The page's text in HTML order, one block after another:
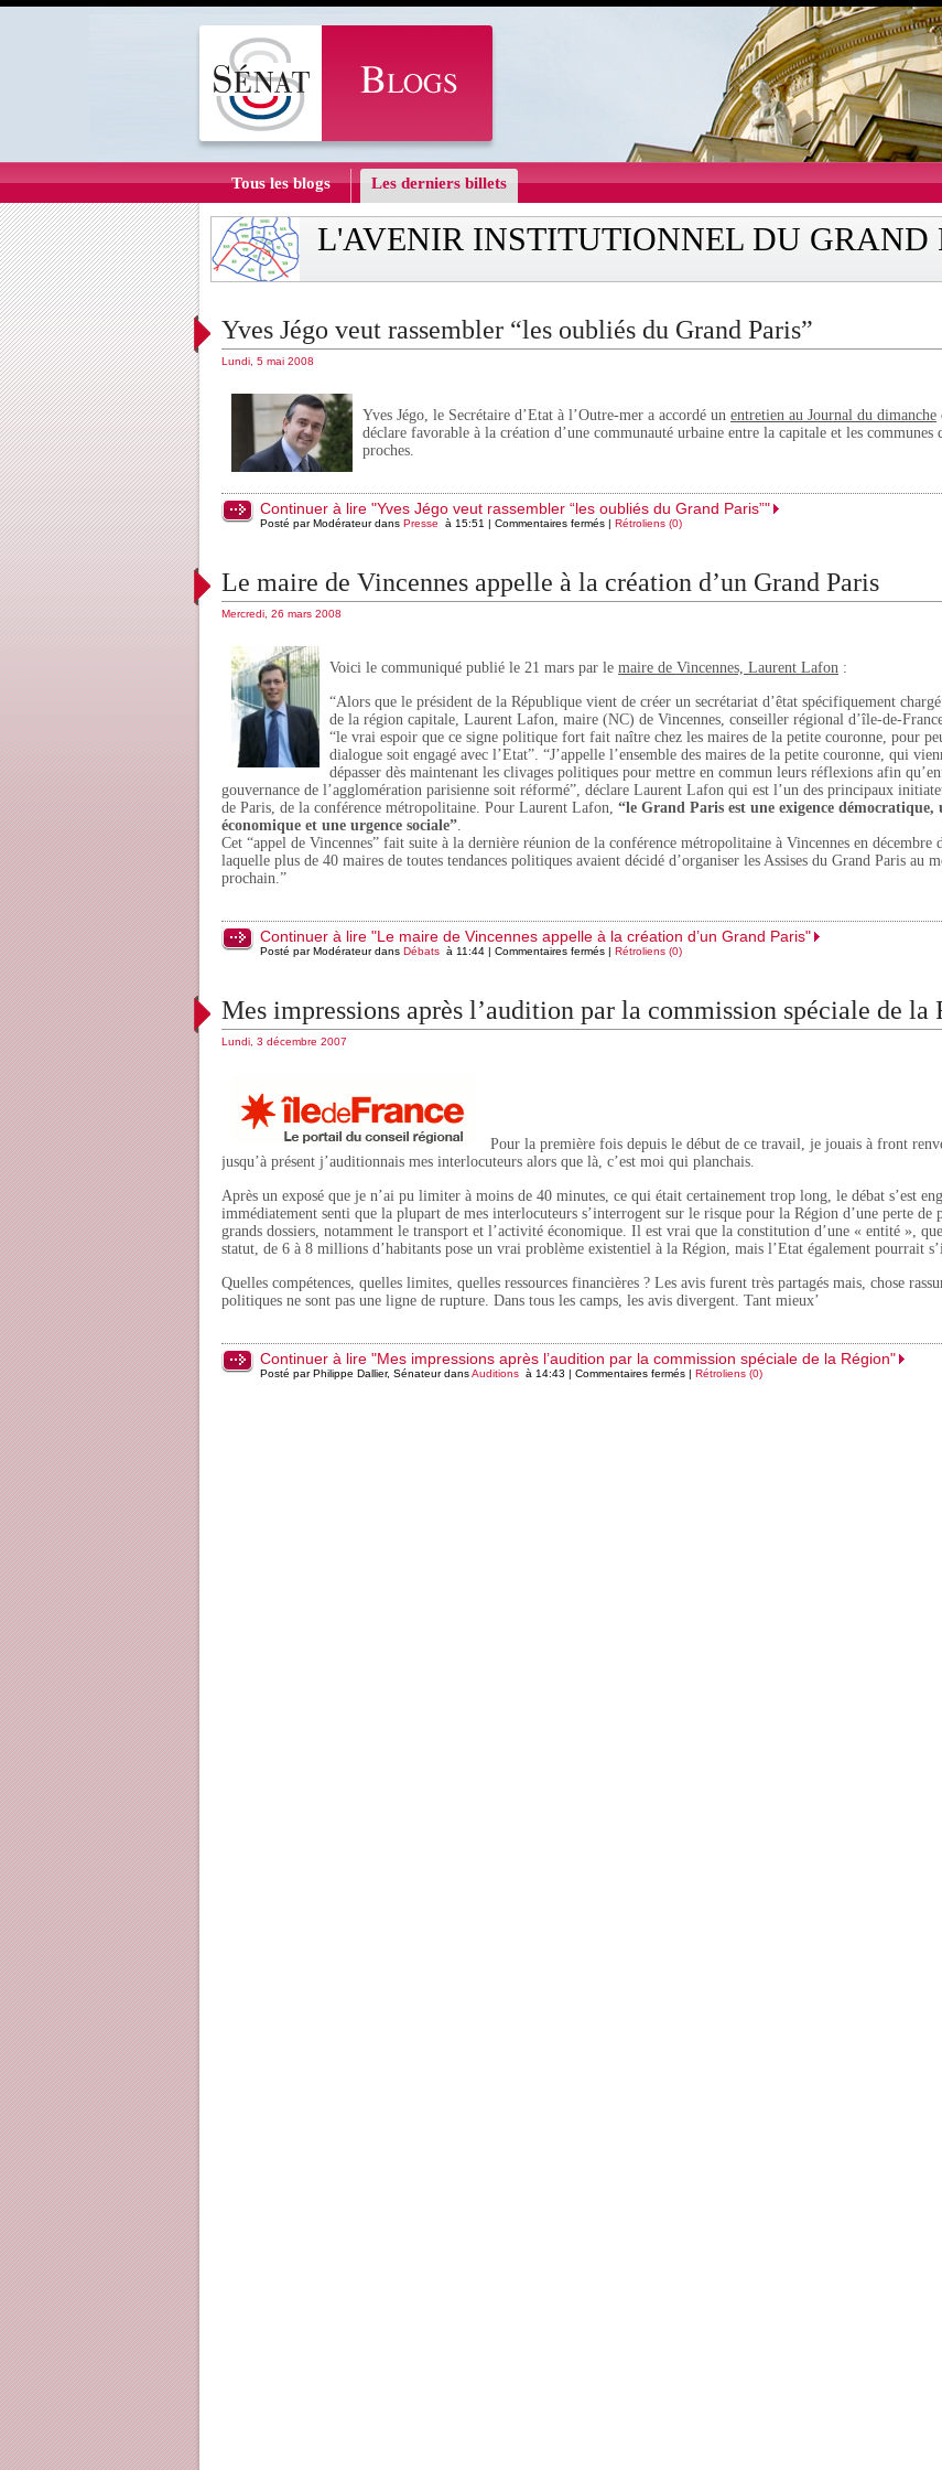
Tous les blogs Les derniers billets
L'AVENIR INSTITUTIONNEL DU GRAND
Yves Jégo veut rassembler “les oubliés du Grand Paris”
Lundi, 5 mai 2008
Yves Jégo, le Secrétaire d’Etat à l’Outre-mer a accordé un entretien au Journal du dimanche
déclare favorable à la création d’une communauté urbaine entre la capitale et les communes
proches.
Continuer à lire "Yves Jégo veut rassembler “les oubliés du Grand Paris”"
Posté par Modérateur dans Presse à 15:51 | Commentaires fermés | Rétroliens (0)
Le maire de Vincennes appelle à la création d’un Grand Paris
Mercredi, 26 mars 2008
Voici le communiqué publié le 21 mars par le maire de Vincennes, Laurent Lafon :
“Alors que le président de la République vient de créer un secrétariat d’êtat spécifiquement
de la région capitale, Laurent Lafon, maire (NC) de Vincennes, conseiller régional d’île-de-
“le vrai espoir que ce signe politique fort fait naître chez les maires de la petite couronne, pour
dialogue soit engagé avec l’Etat”. “J’appelle l’ensemble des maires de la petite couronne, qui
dépasser dès maintenant les clivages politiques pour mettre en commun leurs réflexions afin
gouvernance de l’agglomération parisienne soit réformé”, déclare Laurent Lafon qui est l’un des principaux
de Paris, de la conférence métropolitaine. Pour Laurent Lafon, “le Grand Paris est une exigence
économique et une urgence sociale”.
Cet “appel de Vincennes” fait suite à la dernière réunion de la conférence métropolitaine à Vincennes en décembre
laquelle plus de 40 maires de toutes tendances politiques avaient décidé d’organiser les Assises du Grand Paris au
prochain.”
Continuer à lire "Le maire de Vincennes appelle à la création d’un Grand Paris"
Posté par Modérateur dans Débats à 11:44 | Commentaires fermés | Rétroliens (0)
Mes impressions après l’audition par la commission spéciale de la
Lundi, 3 décembre 2007
Pour la première fois depuis le début de ce travail, je jouais à front
jusqu’à présent j’auditionnais mes interlocuteurs alors que là, c’est moi qui planchais.
Après un exposé que je n’ai pu limiter à moins de 40 minutes, ce qui était certainement trop long, le débat s’est
immédiatement senti que la plupart de mes interlocuteurs s’interrogent sur le risque pour la Région d’une perte de
grands dossiers, notamment le transport et l’activité économique. Il est vrai que la constitution d’une « entité »,
statut, de 6 à 8 millions d’habitants pose un vrai problème existentiel à la Région, mais l’Etat également pourrait
Quelles compétences, quelles limites, quelles ressources financières ? Les avis furent très partagés mais, chose
politiques ne sont pas une ligne de rupture. Dans tous les camps, les avis divergent. Tant mieux’
Continuer à lire "Mes impressions après l’audition par la commission spéciale de la Région"
Posté par Philippe Dallier, Sénateur dansAuditions à 14:43 | Commentaires fermés | Rétroliens (0)